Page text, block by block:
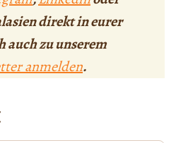
direkt in eurer
auch zu unserem
anmelden.